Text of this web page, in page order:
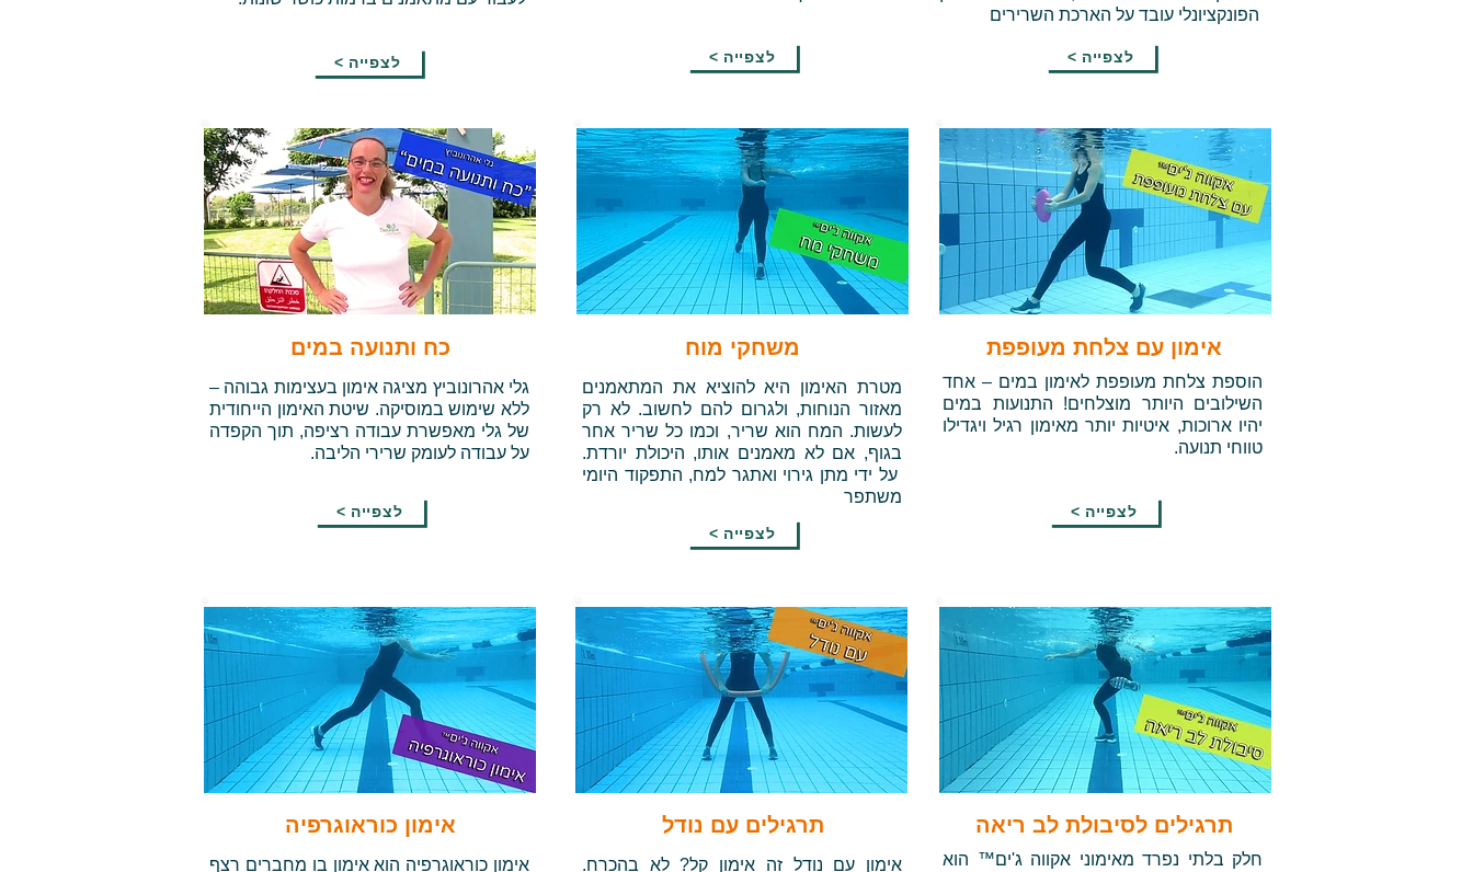
< לצפייה
כח ותנועה במים
גלי אהרונוביץ מציגה אימון בעצימות גבוהה –
ללא שימוש במוסיקה. שיטת האימון הייחודית
של גלי מאפשרת עבודה רציפה, תוך הקפדה
על עבודה לעומק שרירי הליבה.
< לצפייה
אימון כוראוגרפיה
אימון כוראוגרפיה הוא אימון בו מחברים רצף
< לצפייה
הפונקציונלי עובד על הארכת השרירים
< לצפייה
משחקי מוח
מטרת האימון היא להוציא את המתאמנים
מאזור הנוחות, ולגרום להם לחשוב. לא רק
לעשות. המח הוא שריר, וכמו כל שריר אחר
בגוף, אם לא מאמנים אותו, היכולת יורדת.
על ידי מתן גירוי ואתגר למח, התפקוד היומי
משתפר
< לצפייה
אימון עם צלחת מעופפת
הוספת צלחת מעופפת לאימון במים – אחד
השילובים היותר מוצלחים! התנועות במים
יהיו ארוכות, איטיות יותר מאימון רגיל ויגדילו
טווחי תנועה.
< לצפייה
תרגילים עם נודל
אימון עם נודל זה אימון קל? לא בהכרח.
תרגילים לסיבולת לב ריאה
חלק בלתי נפרד מאימוני אקווה ג'ים™ הוא